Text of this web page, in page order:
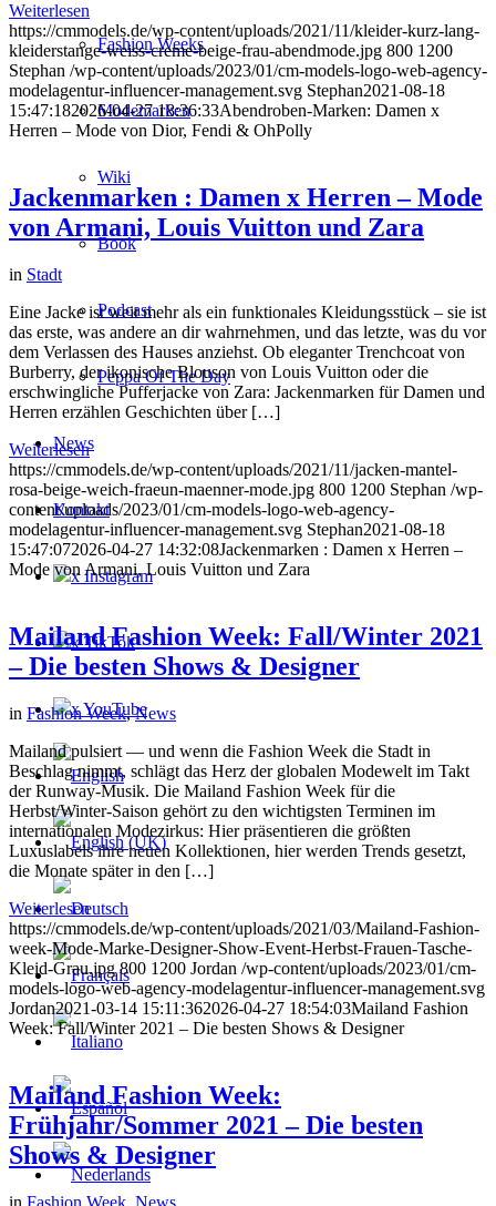
Fashion Weeks
Modemarken
Wiki
Book
Podcast
Peppa Of The Day
News
Kontakt
x Instagram
x TikTok
x YouTube
Weiterlesen
https://cmmodels.de/wp-content/uploads/2021/11/kleider-kurz-lang-
kleiderstange-weiss-creme-beige-frau-abendmode.jpg 800 1200
Stephan /wp-content/uploads/2023/01/cm-models-logo-web-agency-
modelagentur-influencer-management.svg Stephan2021-08-18
15:47:182026-04-27 18:36:33Abendroben-Marken: Damen x
Herren – Mode von Dior, Fendi & OhPolly
Jackenmarken : Damen x Herren – Mode
von Armani, Louis Vuitton und Zara
in Stadt
Eine Jacke ist weit mehr als ein funktionales Kleidungsstück – sie ist
das erste, was andere an dir wahrnehmen, und das letzte, was du vor
dem Verlassen des Hauses anziehst. Ob eleganter Trenchcoat von
Burberry, der ikonische Blouson von Louis Vuitton oder die
erschwingliche Pufferjacke von Zara: Jackenmarken für Damen und
Herren erzählen Geschichten über […]
Weiterlesen
https://cmmodels.de/wp-content/uploads/2021/11/jacken-mantel-
rosa-beige-weich-fraeun-maenner-mode.jpg 800 1200 Stephan /wp-
content/uploads/2023/01/cm-models-logo-web-agency-
modelagentur-influencer-management.svg Stephan2021-08-18
15:47:072026-04-27 14:32:08Jackenmarken : Damen x Herren –
Mode von Armani, Louis Vuitton und Zara
Mailand Fashion Week: Fall/Winter 2021
– Die besten Shows & Designer
in Fashion Week,News
Mailand pulsiert — und wenn die Fashion Week die Stadt in
Beschlag nimmt, schlägt das Herz der globalen Modewelt im Takt
der Runway-Musik. Die Mailand Fashion Week für die
Herbst/Winter-Saison gehört zu den wichtigsten Terminen im
internationalen Modezirkus: Hier präsentieren die größten
Luxuslabels ihre neuen Kollektionen, hier werden Trends gesetzt,
die Monate später in den […]
Weiterlesen
https://cmmodels.de/wp-content/uploads/2021/03/Mailand-Fashion-
week-Mode-Marke-Designer-Show-Event-Herbst-Frauen-Tasche-
Kleid-Grau.jpg 800 1200 Jordan /wp-content/uploads/2023/01/cm-
models-logo-web-agency-modelagentur-influencer-management.svg
Jordan2021-03-14 15:11:362026-04-27 18:54:03Mailand Fashion
Week: Fall/Winter 2021 – Die besten Shows & Designer
Mailand Fashion Week:
Frühjahr/Sommer 2021 – Die besten
Shows & Designer
in Fashion Week News